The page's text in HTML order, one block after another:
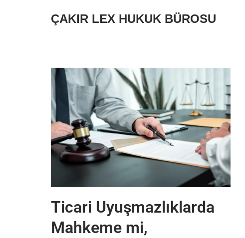
ÇAKIR LEX HUKUK BÜROSU
Ticari Uyuşmazlıklarda
Mahkeme mi,